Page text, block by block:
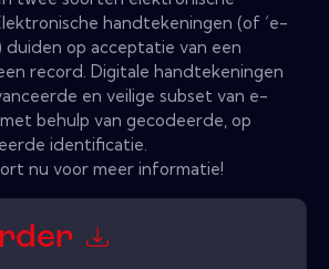
handtekeningen (of ‘e-
duiden op acceptatie van een
record. Digitale handtekeningen
en veilige subset van e-
behulp van gecodeerde, op
identificatie.
nu voor meer informatie!